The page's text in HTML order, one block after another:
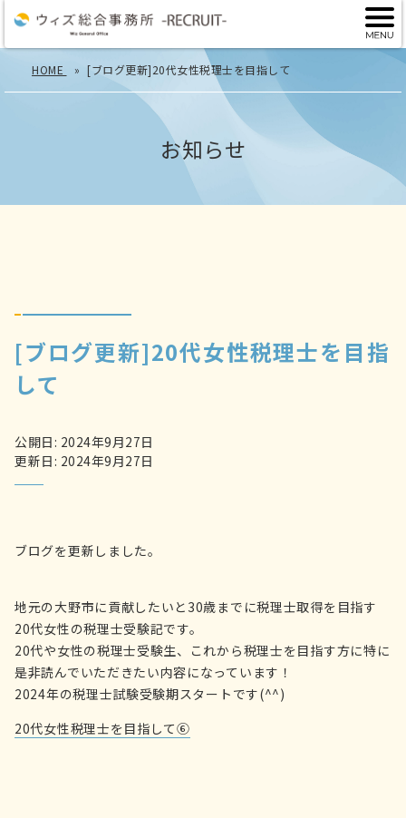
HOME [ブログ更新]20代女性税理士を目指して
お知らせ
[ブログ更新]20代女性税理士を目指
して
公開日: 2024年9月27日
更新日: 2024年9月27日
ブログを更新しました。
地元の大野市に貢献したいと30歳までに税理士取得を目指す
20代女性の税理士受験記です。
20代や女性の税理士受験生、これから税理士を目指す方に特に
是非読んでいただきたい内容になっています！
2024年の税理士試験受験期スタートです(^^)
20代女性税理士を目指して⑥